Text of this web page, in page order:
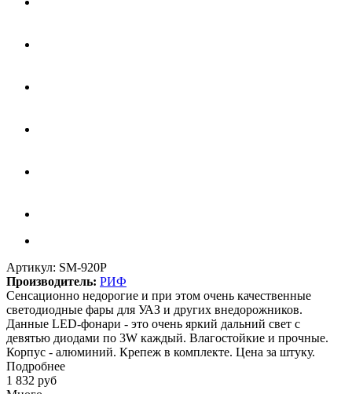
Артикул: SM-920P
Производитель: РИФ
Сенсационно недорогие и при этом очень качественные
светодиодные фары для УАЗ и других внедорожников.
Данные LED-фонари - это очень яркий дальний свет с
девятью диодами по 3W каждый. Влагостойкие и прочные.
Корпус - алюминий. Крепеж в комплекте. Цена за штуку.
Подробнее
1 832 руб